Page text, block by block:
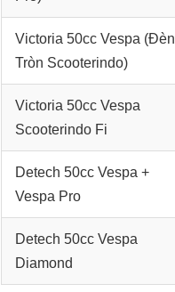
Victoria 50cc Vespa (Đèn
Tròn Scooterindo)
Victoria 50cc Vespa
Scooterindo Fi
Detech 50cc Vespa +
Vespa Pro
Detech 50cc Vespa
Diamond